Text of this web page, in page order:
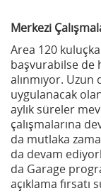
Merkezi
Area 120
başvurabilse de
alınmıyor.
uygulanacak
aylık süreler
çalışmalarına
da mutlaka
da devam
da Garage
açıklama fırsatı